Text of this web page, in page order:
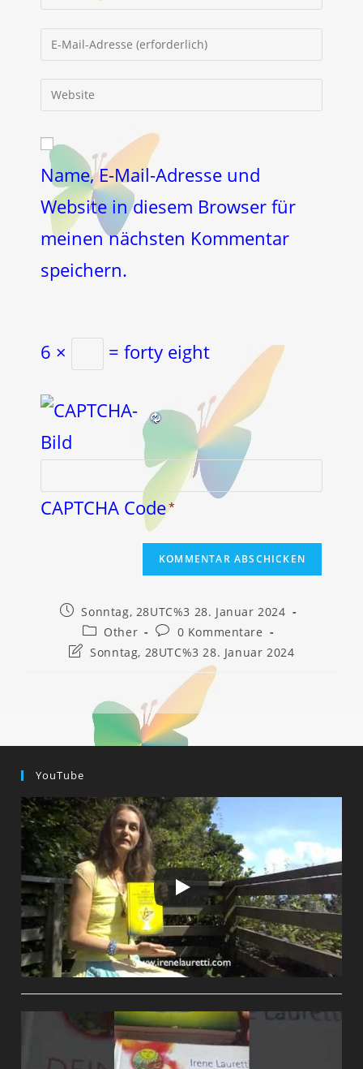
deinen
Namen
oder
Kommentieren
E-
Mail-
zum
Kommentieren
ein
URL
ein
(optional)
Name, E-Mail-Adresse und
Website in diesem Browser für
meinen nächsten Kommentar
speichern.
6 × = forty eight
CAPTCHA Code*
Beitrag
veröffentlicht:
Sonntag, 28UTC%3 28. Januar 2024
Beitrags-
Kategorie:
Other
Beitrags-
Kommentare:
0 Kommentare
BeitragSonntag, 28UTC%3 28. Januar 2024
YouTube